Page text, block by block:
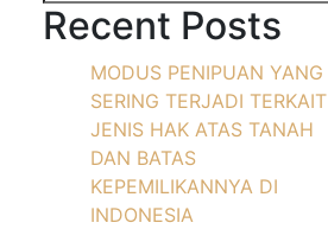
Recent Posts
MODUS PENIPUAN YANG
SERING TERJADI TERKAIT
JENIS HAK ATAS TANAH
DAN BATAS
KEPEMILIKANNYA DI
INDONESIA